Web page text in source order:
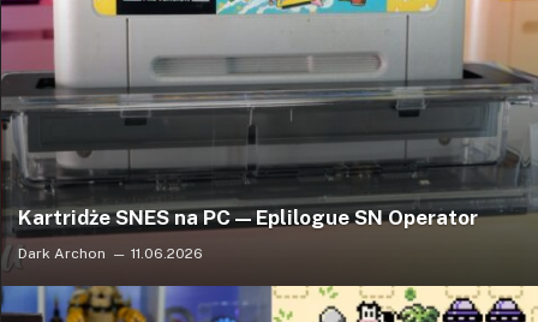
Kartridże SNES na PC — Eplilogue SN Operator
Dark Archon 11.06.2026